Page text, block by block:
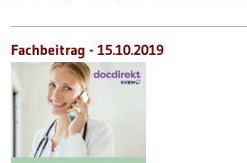
Fachbeitrag - 15.10.2019